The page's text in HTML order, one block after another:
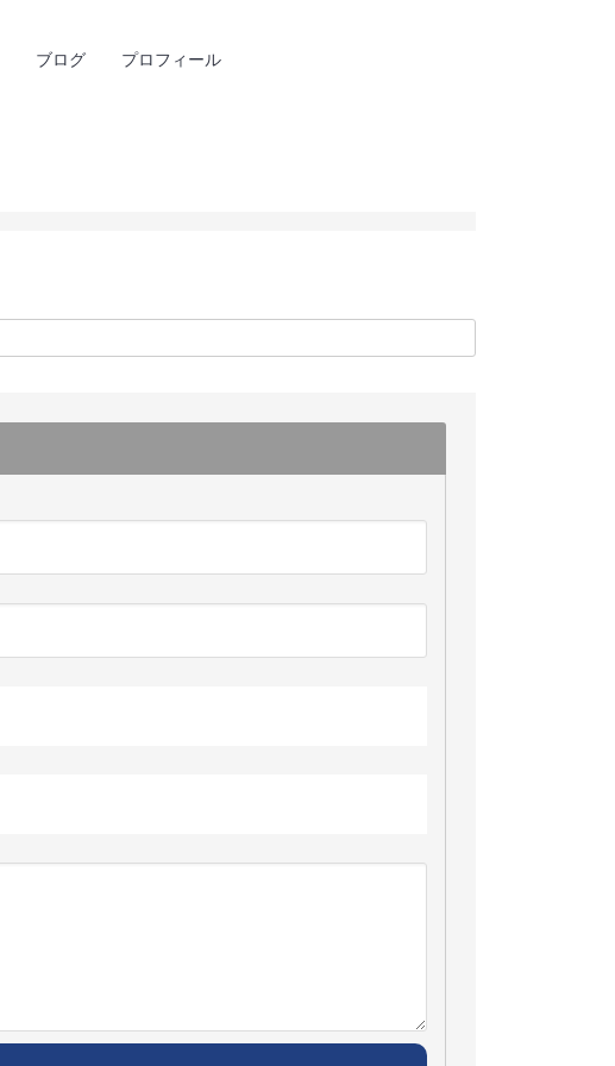
ブログ プロフィール